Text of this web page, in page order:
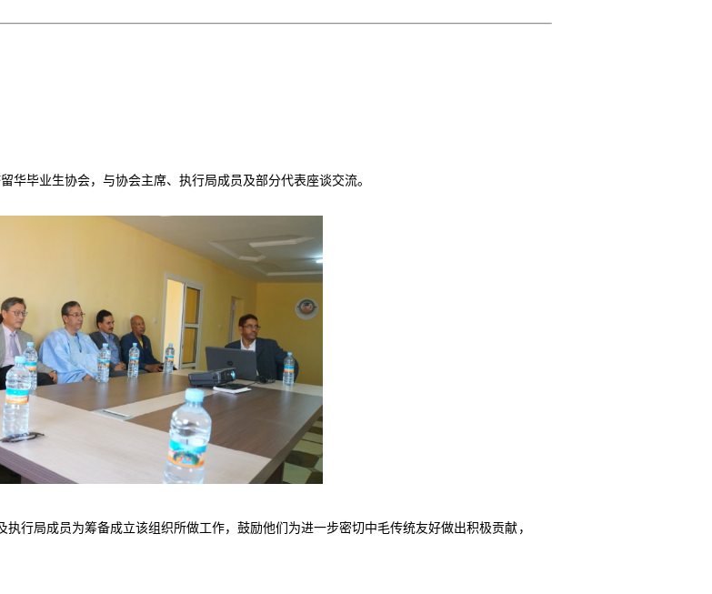
华毕业生协会，与协会主席、执行局成员及部分代表座谈交流。
行局成员为筹备成立该组织所做工作，鼓励他们为进一步密切中毛传统友好做出积极贡献，